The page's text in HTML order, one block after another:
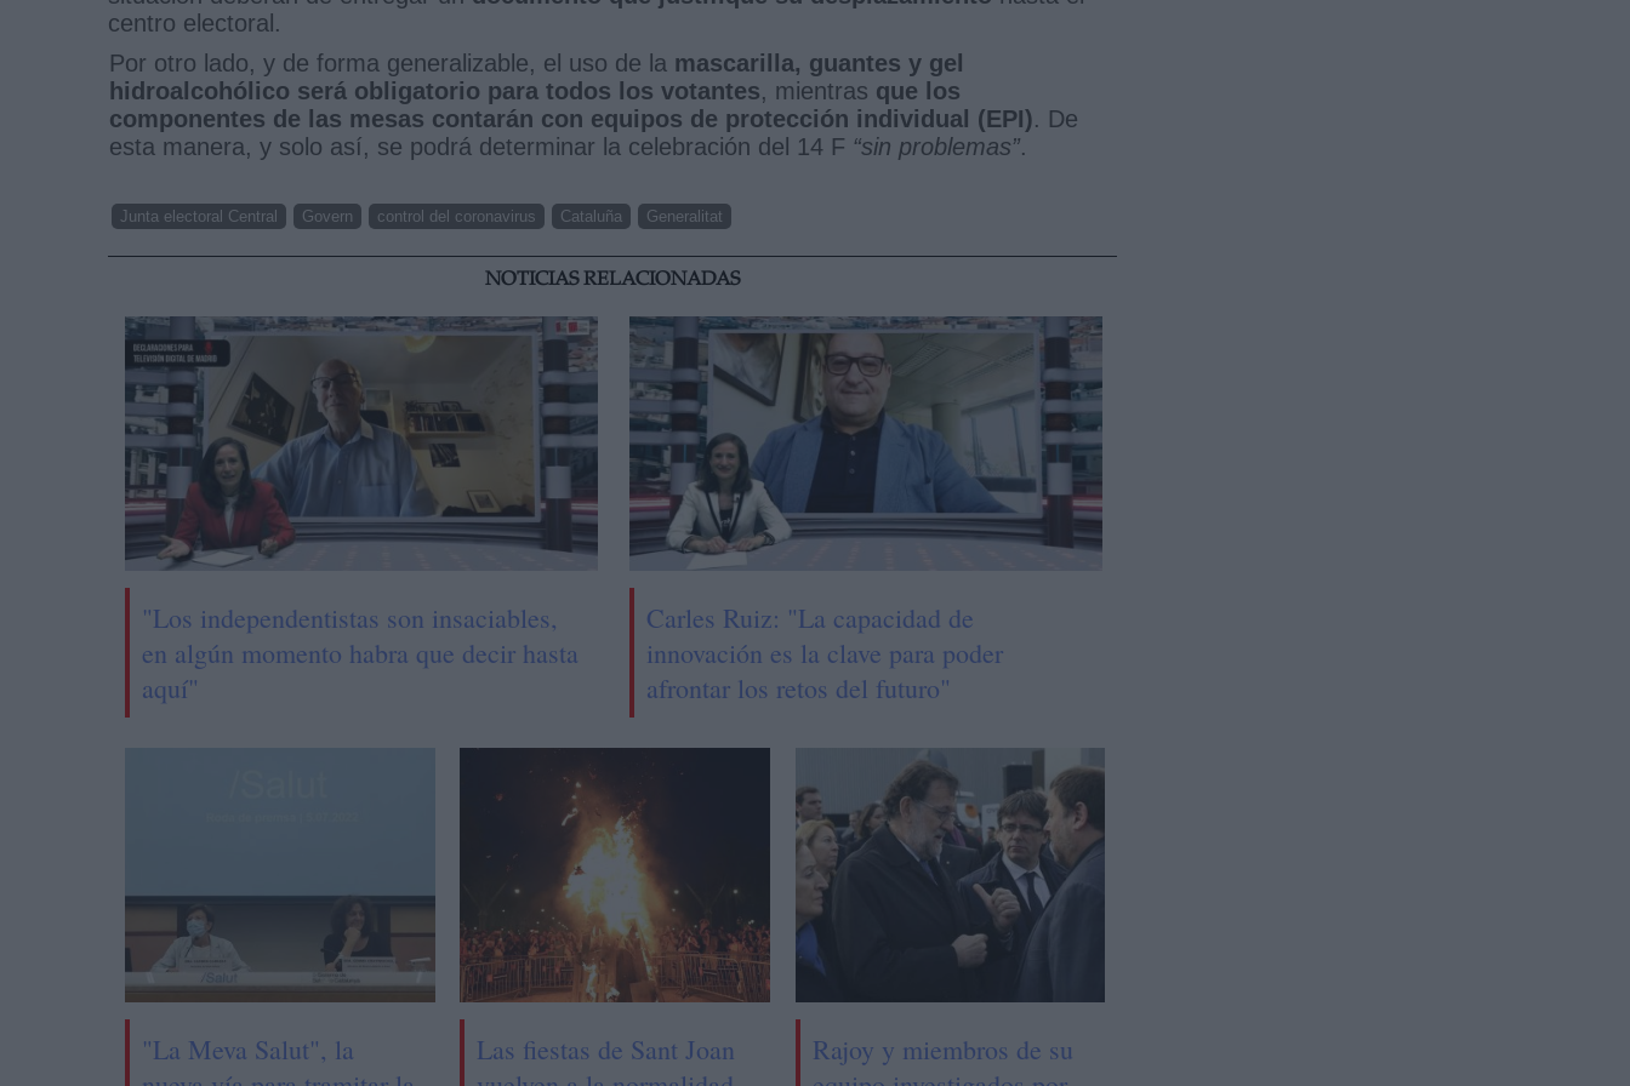
centro electoral.
Por otro lado, y de forma generalizable, el uso de la mascarilla, guantes y gel
hidroalcohólico será obligatorio para todos los votantes, mientras que los
componentes de las mesas contarán con equipos de protección individual (EPI). De
esta manera, y solo así, se podrá determinar la celebración del 14 F “sin problemas”.
Junta electoral Central Govern control del coronavirus Cataluña Generalitat
NOTICIAS RELACIONADAS
"Los independentistas son insaciables,
en algún momento habra que decir hasta
aquí"
Carles Ruiz: "La capacidad de
innovación es la clave para poder
afrontar los retos del futuro"
"La Meva Salut", la
Las fiestas de Sant Joan
Rajoy y miembros de su